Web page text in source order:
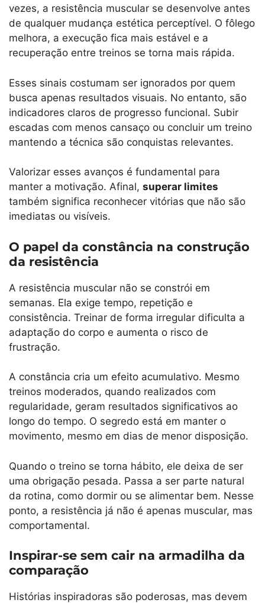
vezes, a resistência muscular se desenvolve antes
de qualquer mudança estética perceptível. O fôlego
melhora, a execução fica mais estável e a
recuperação entre treinos se torna mais rápida.
Esses sinais costumam ser ignorados por quem
busca apenas resultados visuais. No entanto, são
indicadores claros de progresso funcional. Subir
escadas com menos cansaço ou concluir um treino
mantendo a técnica são conquistas relevantes.
Valorizar esses avanços é fundamental para
manter a motivação. Afinal, superar limites
também significa reconhecer vitórias que não são
imediatas ou visíveis.
O papel da constância na construção
da resistência
A resistência muscular não se constrói em
semanas. Ela exige tempo, repetição e
consistência. Treinar de forma irregular dificulta a
adaptação do corpo e aumenta o risco de
frustração.
A constância cria um efeito acumulativo. Mesmo
treinos moderados, quando realizados com
regularidade, geram resultados significativos ao
longo do tempo. O segredo está em manter o
movimento, mesmo em dias de menor disposição.
Quando o treino se torna hábito, ele deixa de ser
uma obrigação pesada. Passa a ser parte natural
da rotina, como dormir ou se alimentar bem. Nesse
ponto, a resistência já não é apenas muscular, mas
comportamental.
Inspirar-se sem cair na armadilha da
comparação
Histórias inspiradoras são poderosas, mas devem